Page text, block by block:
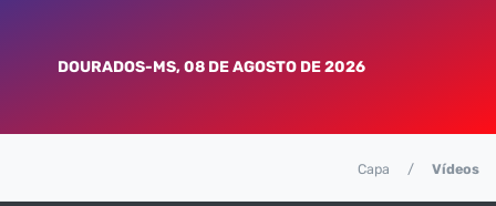
DOURADOS-MS, 08 DE AGOSTO DE 2026
Capa Vídeos